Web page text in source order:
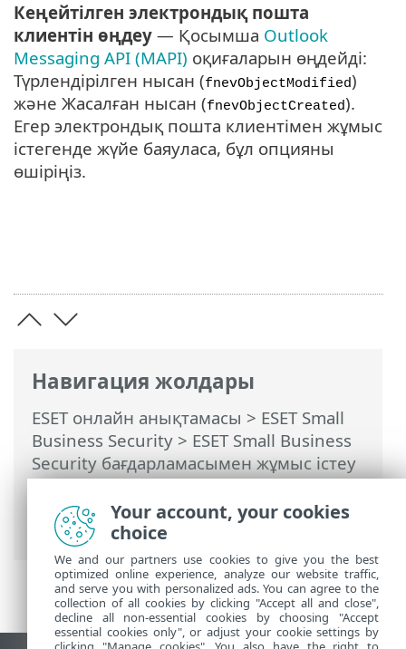
Навигация жолдары
ESET онлайн анықтамасы > ESET Small
Business Security > ESET Small Business
Security бағдарламасымен жұмыс істеу
>Кеңейтілген орнату>Қорғаныстар>
Электрондық пошта клиентін қорғау>
Пошта жәшігін қорғау
> Біріктірулер
Кеңейтілген электрондық пошта
клиентін өңдеу — Қосымша Outlook
Messaging API (MAPI) оқиғаларын өңдейді:
Түрлендірілген нысан (fnevObjectModified)
және Жасалған нысан (fnevObjectCreated).
Егер электрондық пошта клиентімен жұмыс
істегенде жүйе баяуласа, бұл опцияны
өшіріңіз.
Your account, your cookies
choice
We and our partners use cookies to give you the best
optimized online experience, analyze our website traffic,
and serve you with personalized ads. You can agree to the
collection of all cookies by clicking "Accept all and close",
decline all non-essential cookies by choosing "Accept
essential cookies only", or adjust your cookie settings by